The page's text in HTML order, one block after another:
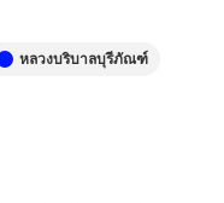
หลวงบริบาลบุรีภัณฑ์